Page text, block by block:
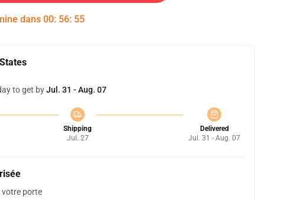
dans 00: 56: 54
to get byJul. 31 - Aug. 07
Shipping
Jul. 27
Delivered
Jul. 31 - Aug. 07
votre porte